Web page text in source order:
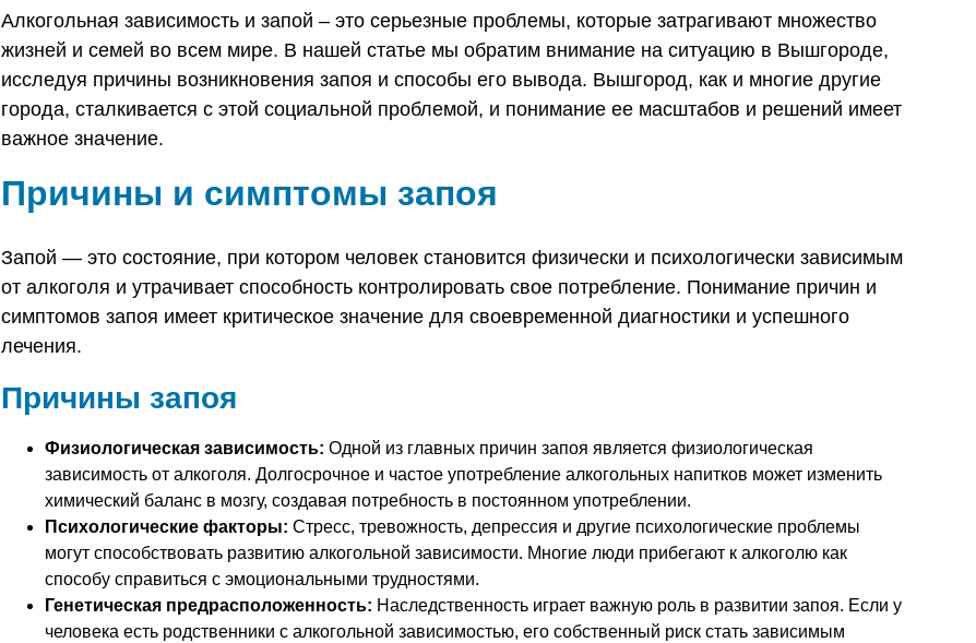
Алкогольная зависимость и запой – это серьезные проблемы, которые затрагивают множество
жизней и семей во всем мире. В нашей статье мы обратим внимание на ситуацию в Вышгороде,
исследуя причины возникновения запоя и способы его вывода. Вышгород, как и многие другие
города, сталкивается с этой социальной проблемой, и понимание ее масштабов и решений имеет
важное значение.
Причины и симптомы запоя
Запой — это состояние, при котором человек становится физически и психологически зависимым
от алкоголя и утрачивает способность контролировать свое потребление. Понимание причин и
симптомов запоя имеет критическое значение для своевременной диагностики и успешного
лечения.
Причины запоя
Физиологическая зависимость: Одной из главных причин запоя является физиологическая
зависимость от алкоголя. Долгосрочное и частое употребление алкогольных напитков может изменить
химический баланс в мозгу, создавая потребность в постоянном употреблении.
Психологические факторы: Стресс, тревожность, депрессия и другие психологические проблемы
могут способствовать развитию алкогольной зависимости. Многие люди прибегают к алкоголю как
способу справиться с эмоциональными трудностями.
Генетическая предрасположенность: Наследственность играет важную роль в развитии запоя. Если у
человека есть родственники с алкогольной зависимостью, его собственный риск стать зависимым